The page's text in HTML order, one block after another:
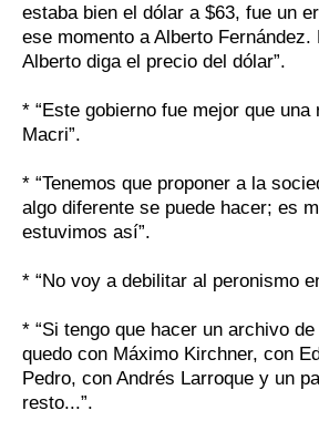
estaba bien el dólar a $63, fue un
ese momento a Alberto Fernández.
Alberto diga el precio del dólar”.
* “Este gobierno fue mejor que una
Macri”.
* “Tenemos que proponer a la
algo diferente se puede hacer; es
estuvimos así”.
* “No voy a debilitar al peronismo
* “Si tengo que hacer un archivo
quedo con Máximo Kirchner, con
Pedro, con Andrés Larroque y un
resto...”.